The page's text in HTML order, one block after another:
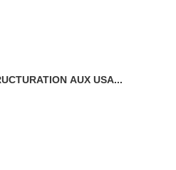
AUX USA...